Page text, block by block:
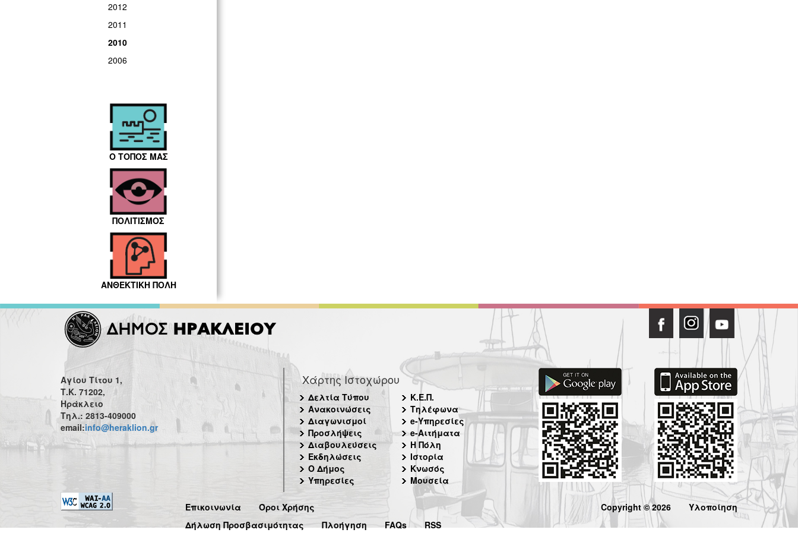
2012
2011
2010
2006
Ο ΤΟΠΟΣ ΜΑΣ
ΠΟΛΙΤΙΣΜΟΣ
ΑΝΘΕΚΤΙΚΗ ΠΟΛΗ
Αγίου Τίτου 1,
Τ.Κ. 71202,
Ηράκλειο
Τηλ.: 2813-409000
email:info@heraklion.gr
Χάρτης Ιστοχώρου
Δελτία Τύπου
Ανακοινώσεις
Διαγωνισμοί
Προσλήψεις
Διαβουλεύσεις
Εκδηλώσεις
Ο Δήμος
Υπηρεσίες
Κ.Ε.Π.
Τηλέφωνα
e-Υπηρεσίες
e-Αιτήματα
Η Πόλη
Ιστορία
Κνωσός
Μουσεία
Επικοινωνία
Όροι Χρήσης
Δήλωση Προσβασιμότητας
Πλοήγηση FAQs RSS
Copyright © 2026 Υλοποίηση